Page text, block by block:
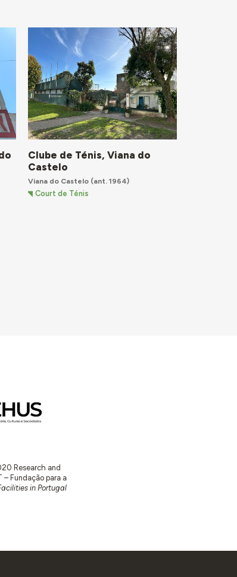
Clube de Ténis, Viana do
Castelo
Viana do Castelo(ant. 1964)
Court de Ténis
Research and
– Fundação para a
in Portugal